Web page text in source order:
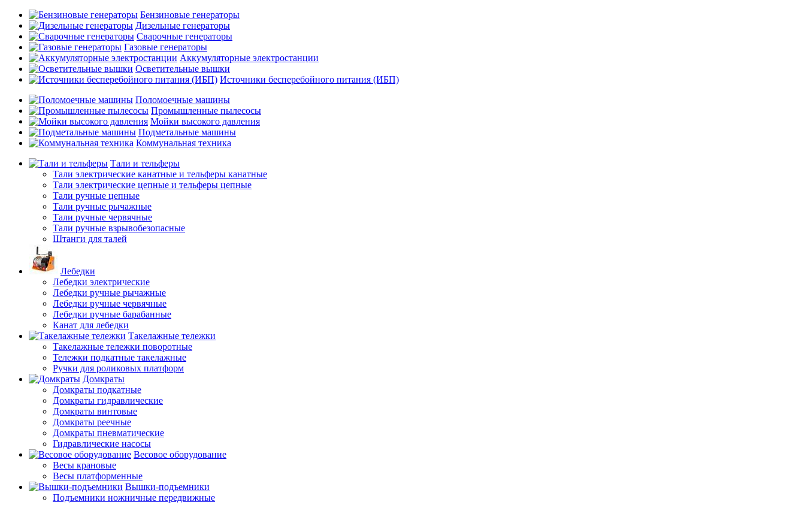
Бензиновые генераторы
Дизельные генераторы
Сварочные генераторы
Газовые генераторы
Аккумуляторные электростанции
Осветительные вышки
Источники бесперебойного питания (ИБП)
Поломоечные машины
Промышленные пылесосы
Мойки высокого давления
Подметальные машины
Коммунальная техника
Тали и тельферы
Тали электрические канатные и тельферы канатные
Тали электрические цепные и тельферы цепные
Тали ручные цепные
Тали ручные рычажные
Тали ручные червячные
Тали ручные взрывобезопасные
Штанги для талей
Лебедки
Лебедки электрические
Лебедки ручные рычажные
Лебедки ручные червячные
Лебедки ручные барабанные
Канат для лебедки
Такелажные тележки
Такелажные тележки поворотные
Тележки подкатные такелажные
Ручки для роликовых платформ
Домкраты
Домкраты подкатные
Домкраты гидравлические
Домкраты винтовые
Домкраты реечные
Домкраты пневматические
Гидравлические насосы
Весовое оборудование
Весы крановые
Весы платформенные
Вышки-подъемники
Подъемники ножничные передвижные